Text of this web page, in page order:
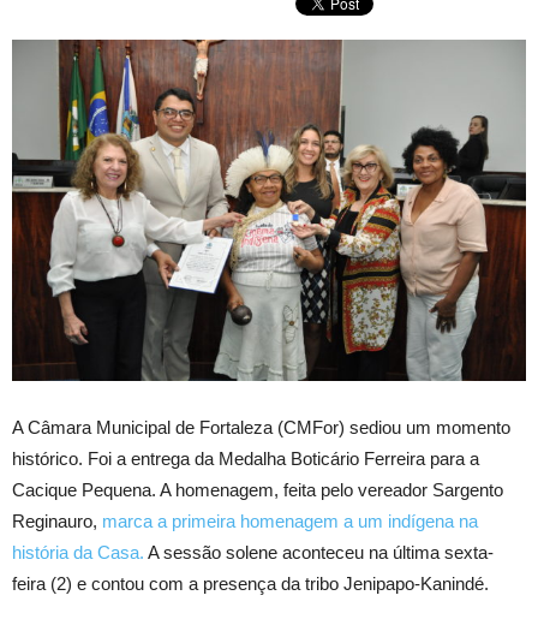
A Câmara Municipal de Fortaleza (CMFor) sediou um momento
histórico. Foi a entrega da Medalha Boticário Ferreira para a
Cacique Pequena. A homenagem, feita pelo vereador Sargento
Reginauro, marca a primeira homenagem a um indígena na
história da Casa. A sessão solene aconteceu na última sexta-
feira (2) e contou com a presença da tribo Jenipapo-Kanindé.